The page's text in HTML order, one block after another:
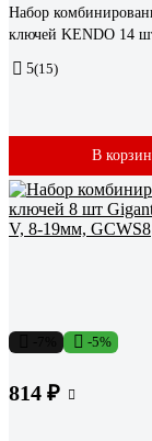
Набор
ключей KENDO 14
5(15)
В
-5%
814 ₽